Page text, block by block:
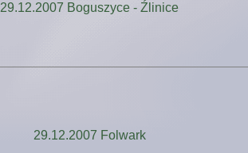
29.12.2007 Boguszyce - Źlinice
29.12.2007 Folwark